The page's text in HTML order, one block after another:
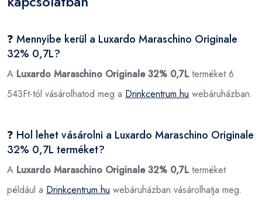
❓ Mennyibe kerül a Luxardo Maraschino Originale
32% 0,7L?
A Luxardo Maraschino Originale 32% 0,7Lterméket 6
543Ft-tól vásárolhatod meg a Drinkcentrum.hu webáruházban.
❓ Hol lehet vásárolni a Luxardo Maraschino Originale
32% 0,7L terméket?
A Luxardo Maraschino Originale 32% 0,7Lterméket
például a Drinkcentrum.hu webáruházban vásárolhatja meg.